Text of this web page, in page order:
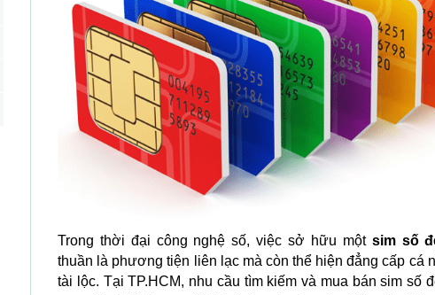
Trong thời đại công nghệ số, việc sở hữu một sim số
thuần là phương tiện liên lạc mà còn thể hiện đẳng cấp cá
tài lộc. Tại TP.HCM, nhu cầu tìm kiếm và mua bán sim số